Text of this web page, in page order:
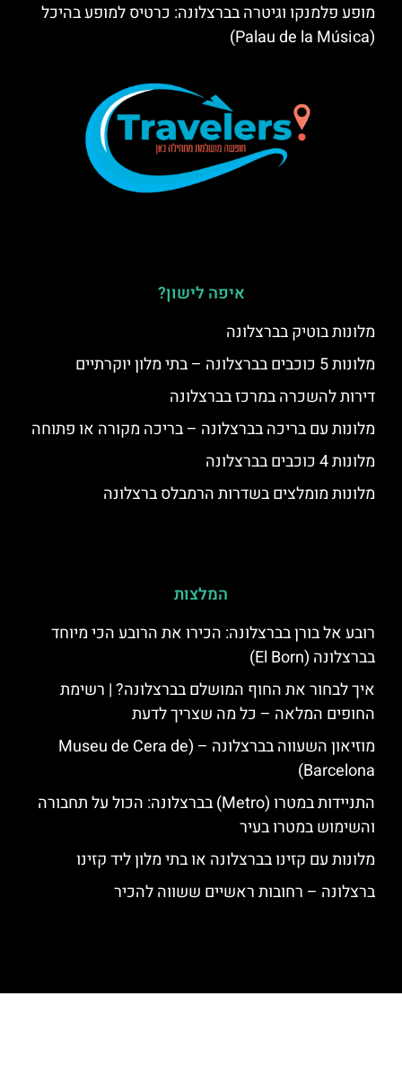
מופע פלמנקו וגיטרה בברצלונה: כרטיס למופע בהיכל
(Palau de la Música)
איפה לישון?
מלונות בוטיק בברצלונה
מלונות 5 כוכבים בברצלונה – בתי מלון יוקרתיים
דירות להשכרה במרכז בברצלונה
מלונות עם בריכה בברצלונה – בריכה מקורה או פתוחה
מלונות 4 כוכבים בברצלונה
מלונות מומלצים בשדרות הרמבלס ברצלונה
המלצות
רובע אל בורן בברצלונה: הכירו את הרובע הכי מיוחד
בברצלונה (El Born)
איך לבחור את החוף המושלם בברצלונה? | רשימת
החופים המלאה – כל מה שצריך לדעת
מוזיאון השעווה בברצלונה – (Museu de Cera de
Barcelona)
התניידות במטרו (Metro) בברצלונה: הכול על תחבורה
והשימוש במטרו בעיר
מלונות עם קזינו בברצלונה או בתי מלון ליד קזינו
ברצלונה – רחובות ראשיים ששווה להכיר